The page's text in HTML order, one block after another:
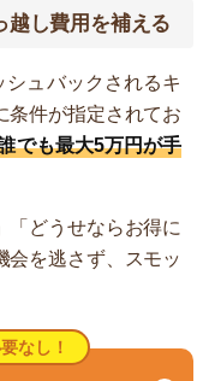
越し費用を補える
ュバックされるキ
条件が指定されてお
でも最大5万円が手
「どうせならお得に
会を逃さず、スモッ
なし！